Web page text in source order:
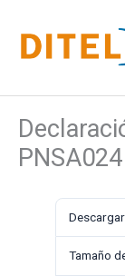
contenido
Descargar
Tamaño